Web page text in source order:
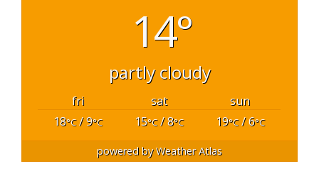
14°
partly cloudy
fri sat
sun
18°C/ 9°C 15°C/ 8°C 19°C/ 6°C
powered byWeather Atlas